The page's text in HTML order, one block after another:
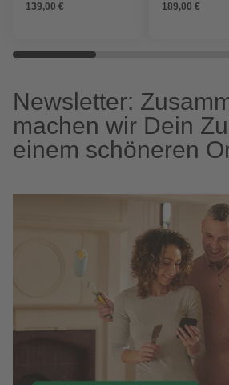
139,00 € 189,00 €
Newsletter:
machen wir Dein
einem schöneren